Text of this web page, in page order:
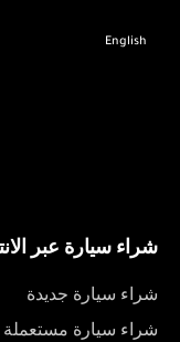
English
شراء سيارة عبر
شراء سيارة جديدة
شراء سيارة مستعملة